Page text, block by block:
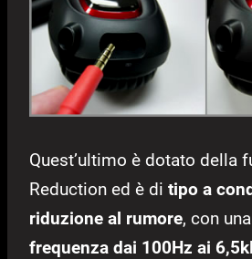
Quest’ultimo è dotato della
Reduction ed è di tipo a
riduzione al rumore, con una
frequenza dai 100Hz ai